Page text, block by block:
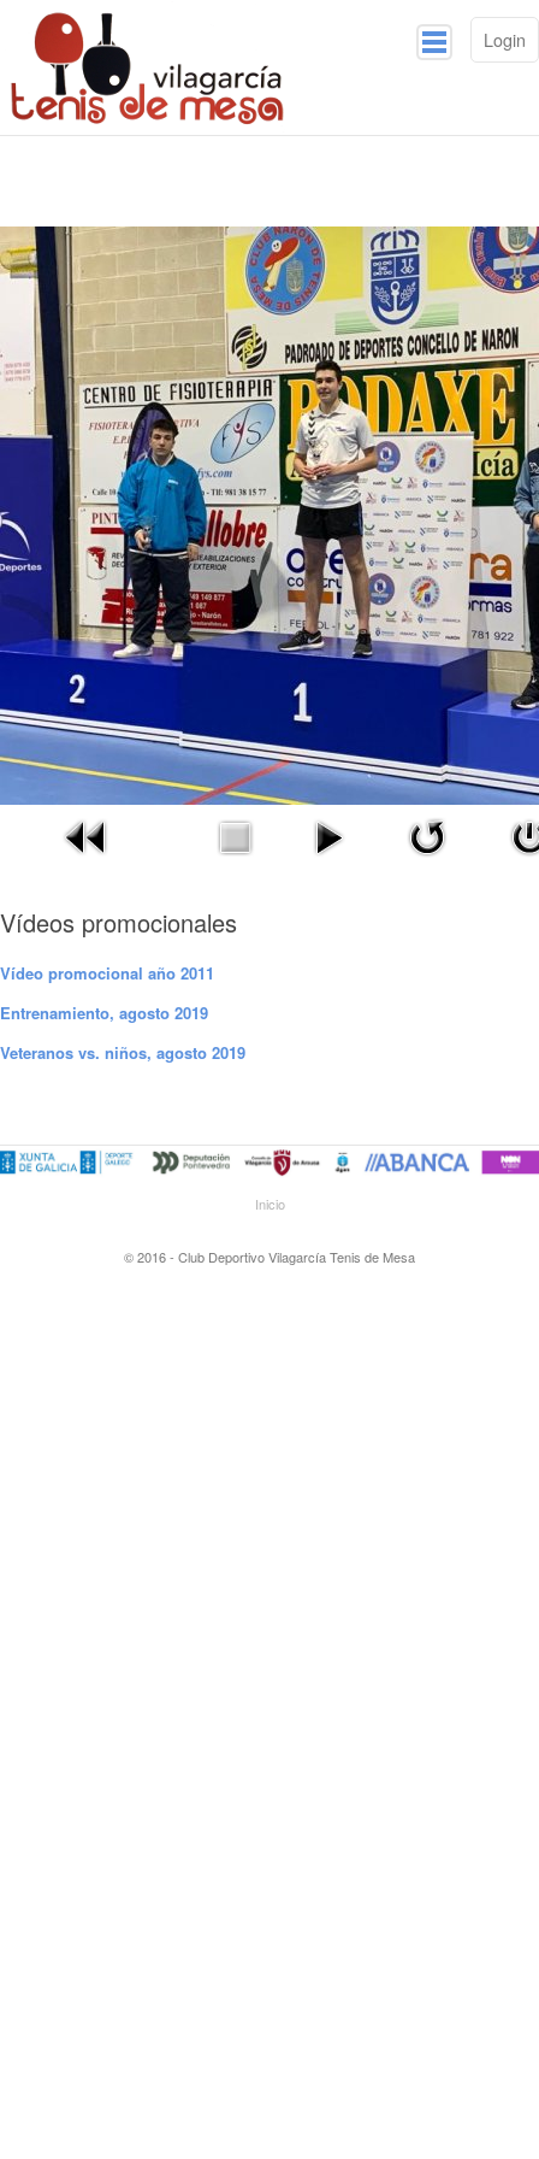
Login
Noticias
Galería
Contacto
Vídeos promocionales
Vídeo promocional año 2011
Entrenamiento, agosto 2019
Veteranos vs. niños, agosto 2019
Inicio
© 2016 - Club Deportivo Vilagarcía Tenis de Mesa